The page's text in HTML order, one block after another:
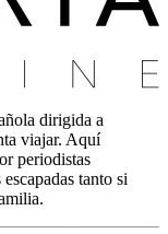
dirigida a
viajar. Aquí
periodistas
tanto si